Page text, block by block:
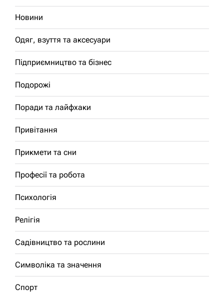
Новини
Одяг, взуття та аксесуари
Підприємництво та бізнес
Подорожі
Поради та лайфхаки
Привітання
Прикмети та сни
Професії та робота
Психологія
Релігія
Садівництво та рослини
Символіка та значення
Спорт